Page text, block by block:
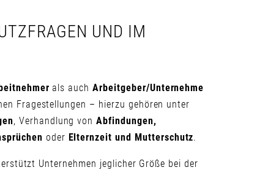
UND IM
als auchArbeitgeber/Unternehme
Fragestellungen – hierzu gehören unter
, Verhandlung vonAbfindungen,
oder Elternzeit und Mutterschutz.
Unternehmen jeglicher Größe bei der